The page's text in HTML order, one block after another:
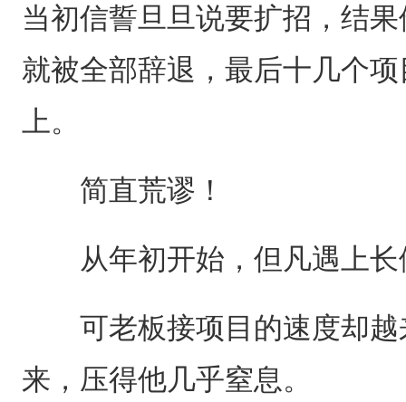
当初信誓旦旦说要扩招，结
就被全部辞退，最后十几个
上。
简直荒谬！
从年初开始，但凡遇上长
可老板接项目的速度却越
来，压得他几乎窒息。